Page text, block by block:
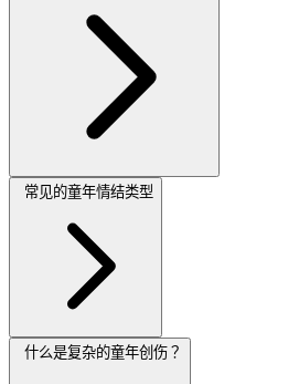
常见的童年情结类型
什么是复杂的童年创伤？